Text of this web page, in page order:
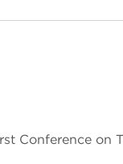
Conference on